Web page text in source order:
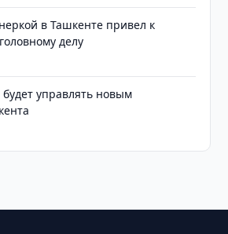
в Ташкенте привел к
делу
управлять новым